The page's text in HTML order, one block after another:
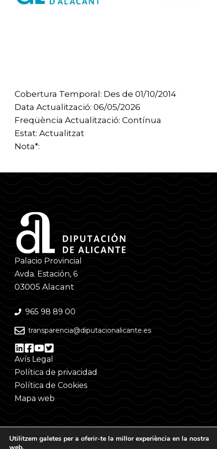
Cobertura Temporal: Des de 01/10/2014
Data Actualització: 06/05/2026
Freqüència Actualització: Contínua
Estat: Actualitzat
Nota*:
Palacio Provincial
Avda. Estación, 6
03005 Alacant
965 98 89 00
transparencia@diputacionalicante.es
Avís Legal
Política de privacidad
Política de Cookies
Mapa web
Utilitzem galetes per a oferir-te la millor experiència en la nostra